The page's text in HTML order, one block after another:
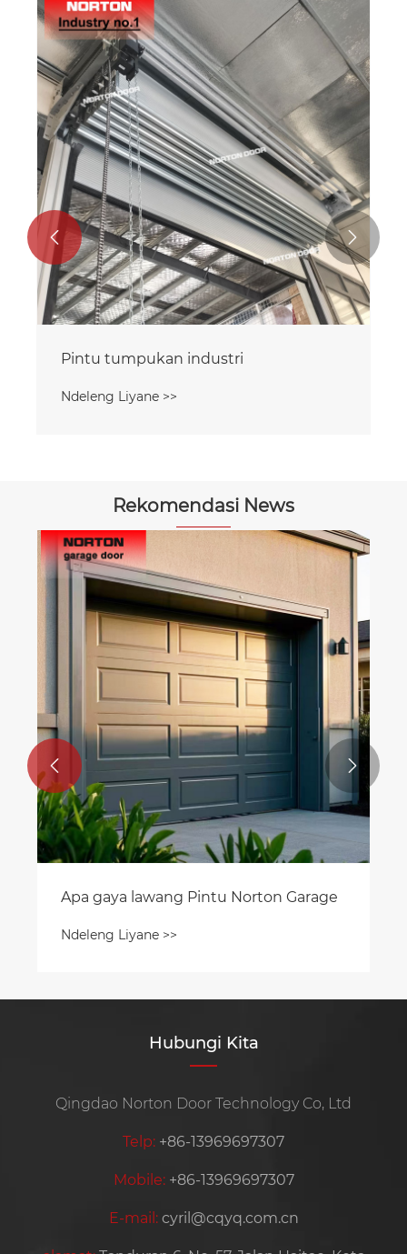
Pintu tumpukan industri
Ndeleng Liyane >>
 
Rekomendasi News
Apa gaya lawang Pintu Norton Garage
Ndeleng Liyane >>
 
Hubungi Kita
Qingdao Norton Door Technology Co, Ltd
Telp: +86-13969697307
Mobile: +86-13969697307
E-mail: cyril@cqyq.com.cn